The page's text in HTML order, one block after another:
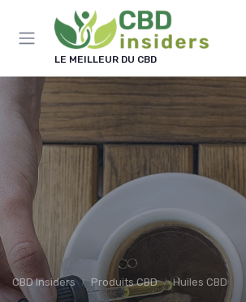
LE MEILLEUR DU CBD
CBD Insiders Produits CBD Huiles CBD
Panneau de gestion des cookies